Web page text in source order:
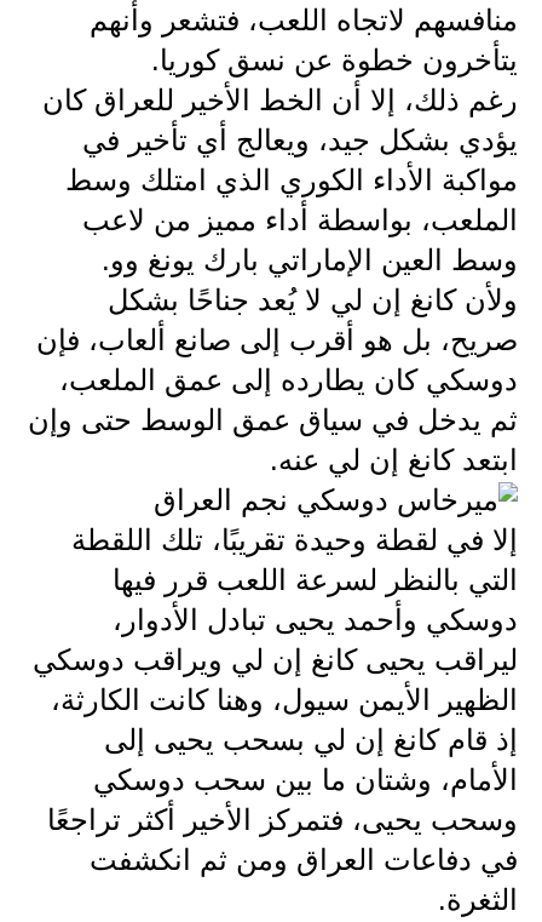
المرحلة المتوسطة
المرحلة الاعدادية
دروس
المرحلة الابتدائية
المرحلة المتوسطة
المرحلة الاعدادية
مواضيع انشاء
المرحلة الابتدائية
المرحلة الاعدادية
الجامعات
اخبار وقرارات وزارة التعليم
العالي
استمارة القبول المركزي
نتائج القبول المركزي
الطقس
العطل
منافسهم لاتجاه اللعب، فتشعر وأنهم
يتأخرون خطوة عن نسق كوريا.
رغم ذلك، إلا أن الخط الأخير للعراق كان
يؤدي بشكل جيد، ويعالج أي تأخير في
مواكبة الأداء الكوري الذي امتلك وسط
الملعب، بواسطة أداء مميز من لاعب
وسط العين الإماراتي بارك يونغ وو.
ولأن كانغ إن لي لا يُعد جناحًا بشكل
صريح، بل هو أقرب إلى صانع ألعاب، فإن
دوسكي كان يطارده إلى عمق الملعب،
ثم يدخل في سياق عمق الوسط حتى وإن
ابتعد كانغ إن لي عنه.
إلا في لقطة وحيدة تقريبًا، تلك اللقطة
التي بالنظر لسرعة اللعب قرر فيها
دوسكي وأحمد يحيى تبادل الأدوار،
ليراقب يحيى كانغ إن لي ويراقب دوسكي
الظهير الأيمن سيول، وهنا كانت الكارثة،
إذ قام كانغ إن لي بسحب يحيى إلى
الأمام، وشتان ما بين سحب دوسكي
وسحب يحيى، فتمركز الأخير أكثر تراجعًا
في دفاعات العراق ومن ثم انكشفت
الثغرة.